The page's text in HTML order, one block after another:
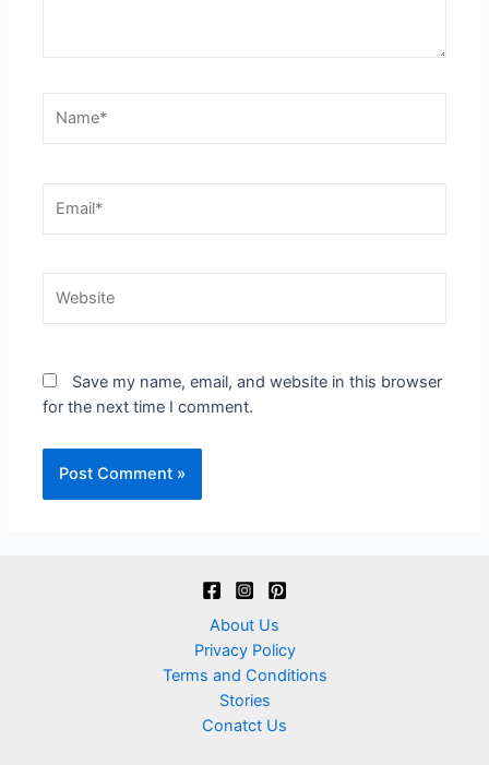
Save my name, email, and website in this browser
for the next time I comment.
About Us
Privacy Policy
Terms and Conditions
Stories
Conatct Us